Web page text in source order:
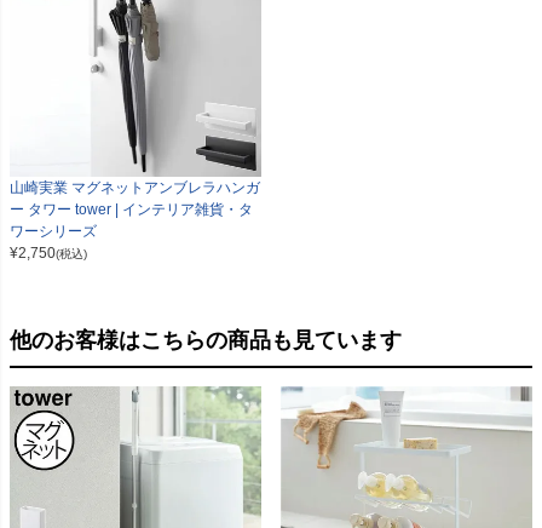
山崎実業 マグネットアンブレラハンガ
ー タワー tower | インテリア雑貨・タ
ワーシリーズ
¥2,750(税込)
他のお客様はこちらの商品も見ています